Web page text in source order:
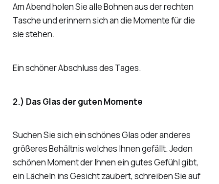
Am Abend holen Sie alle Bohnen aus der rechten
Tasche und erinnern sich an die Momente für die
sie stehen.
Ein schöner Abschluss des Tages.
2.) Das Glas der guten Momente
Suchen Sie sich ein schönes Glas oder anderes
größeres Behältnis welches Ihnen gefällt. Jeden
schönen Moment der Ihnen ein gutes Gefühl gibt,
ein Lächeln ins Gesicht zaubert, schreiben Sie auf